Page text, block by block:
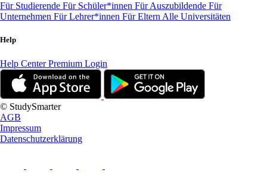
Für Studierende Für Schüler*innen Für Auszubildende Für
Unternehmen Für Lehrer*innen Für Eltern Alle Universitäten
Help
Help CenterPremium Login
© StudySmarter
AGB
Impressum
Datenschutzerklärung